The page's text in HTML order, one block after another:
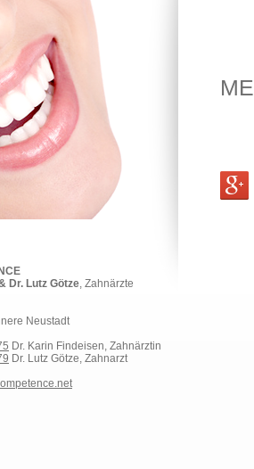
Dr. Lutz Götze, Zahnärzte
Neustadt
Dr. Karin Findeisen, Zahnärztin
Dr. Lutz Götze, Zahnarzt